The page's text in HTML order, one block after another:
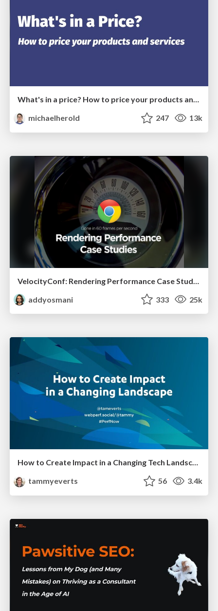
What's in a price? How to price your products and services
michaelherold
247 13k
addyosmani
333 25k
How to Create Impact in a Changing Tech Landscape [PerfNow 2023]
tammyeverts
56 3.4k